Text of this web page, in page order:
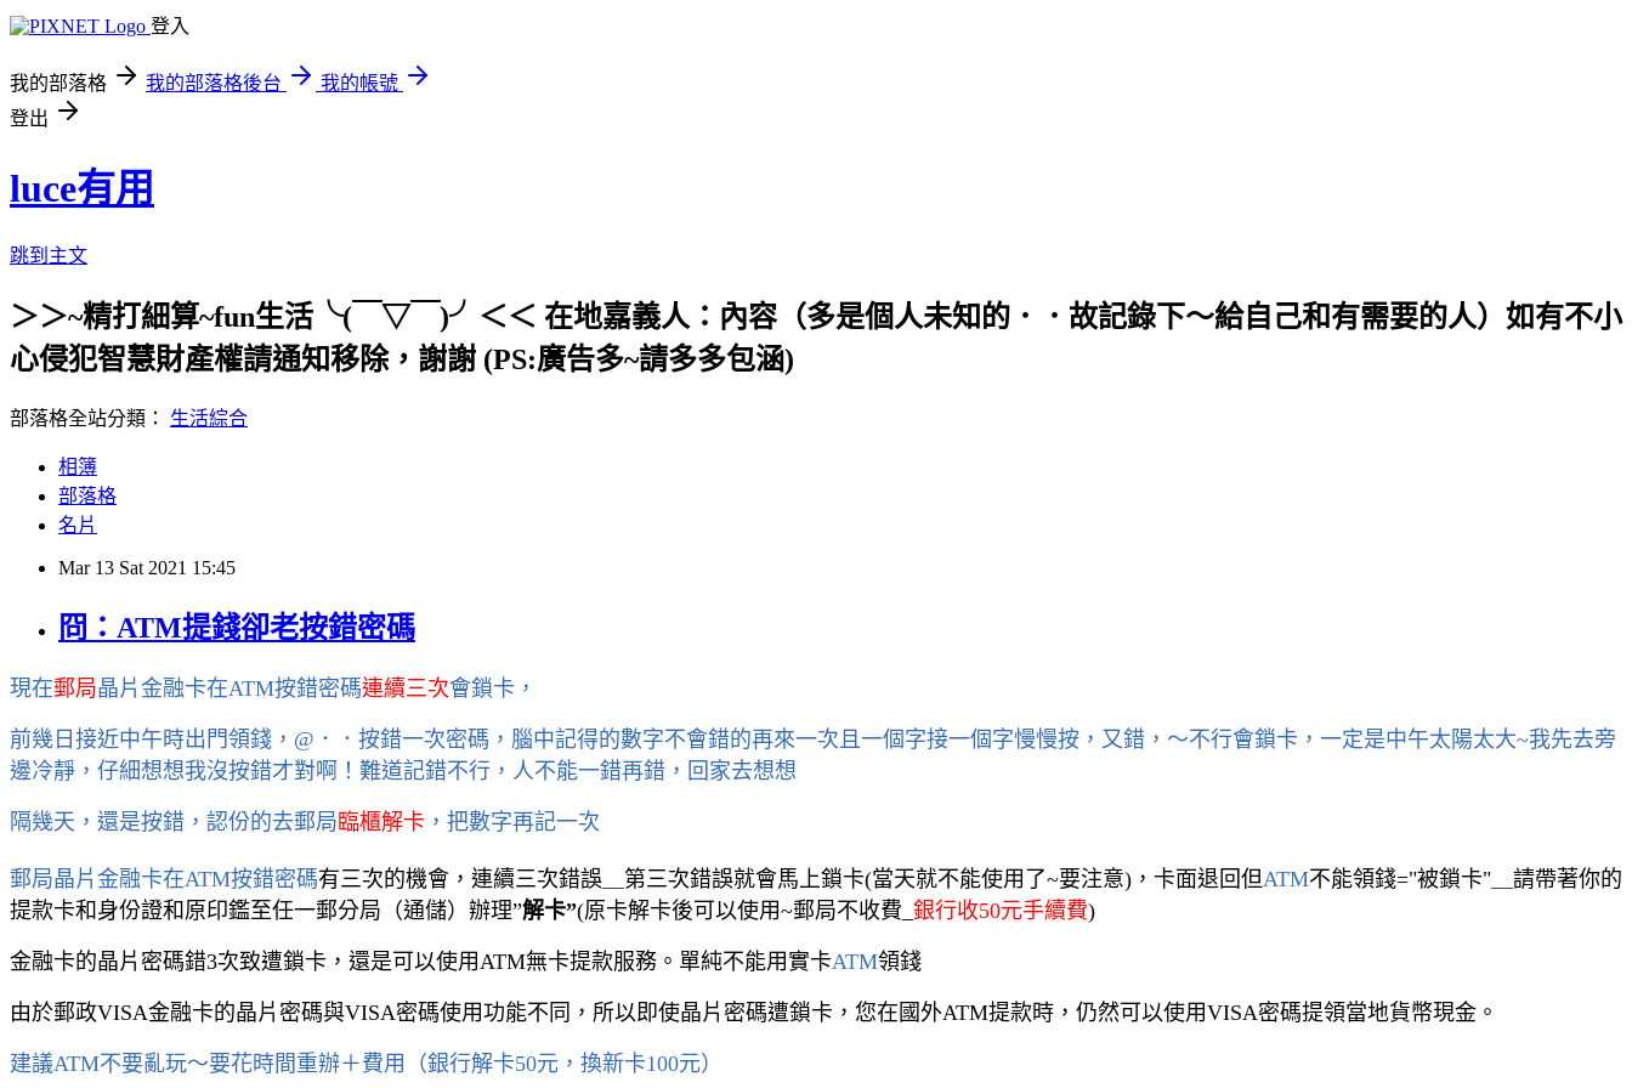
登入
我的部落格 我的部落格後台
我的帳號
登出
luce有用
跳到主文
＞＞~精打細算~fun生活╰(￣▽￣)╯＜＜ 在地嘉義人：內容（多是個人未知的．．故記錄下～給自己和有需要的人）如有不小
心侵犯智慧財產權請通知移除，謝謝 (PS:廣告多~請多多包涵)
部落格全站分類： 生活綜合
相簿
部落格
名片
Mar 13 Sat 2021 15:45
冏：ATM提錢卻老按錯密碼
現在郵局晶片金融卡在ATM按錯密碼連續三次會鎖卡，
前幾日接近中午時出門領錢，@ ．．按錯一次密碼 ，腦中記得的數字不會錯的再來一次且一個字接一個字慢慢按 ，又錯，～不行會鎖卡，一定是中午太陽太大~我先去旁
邊冷靜，仔細想想我沒按錯才對啊！難道記錯不行，人不能一錯再錯，回家去想想
隔幾天，還是按錯 ，認份的去郵局臨櫃解卡 ，把數字再記一次
郵局晶片金融卡在ATM按錯密碼有三次的機會，連續三次錯誤＿第三次錯誤就會馬上鎖卡(當天就不能使用了~要注意)，卡面退回但ATM不能領錢="被鎖卡"＿請帶著你的
提款卡和身份證和原印鑑至任一郵分局（通儲）辦理”解卡”(原卡解卡後可以使用~郵局不收費_ 銀行收50元手續費)
金融卡的晶片密碼錯3次致遭鎖卡，還是可以使用ATM無卡提款服務。單純不能用實卡ATM領錢
由於郵政VISA金融卡的晶片密碼與VISA密碼使用功能不同，所以即使晶片密碼遭鎖卡，您在國外ATM提款時，仍然可以使用VISA密碼提領當地貨幣現金。
建議ATM不要亂玩～要花時間重辦＋費用（銀行解卡50元，換新卡100元）